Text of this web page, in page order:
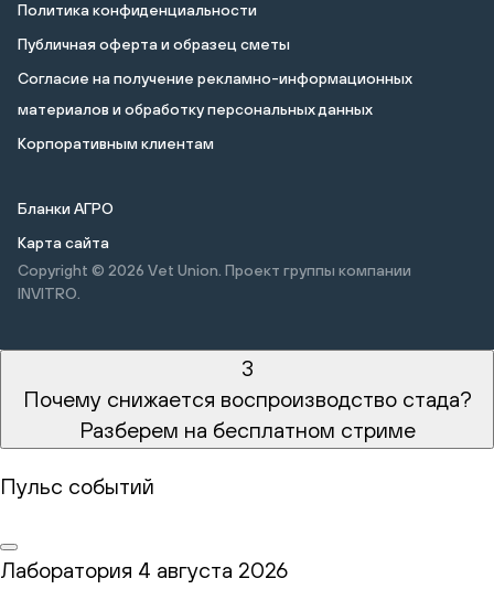
Политика конфиденциальности
Публичная оферта и образец сметы
Cогласие на получение рекламно-информационных
материалов и обработку персональных данных
Корпоративным клиентам
Бланки АГРО
Карта сайта
Copyright © 2026 Vet Union. Проект группы компании
INVITRO.
3
Почему снижается воспроизводство стада?
Разберем на бесплатном стриме
Пульс событий
Лаборатория 4 августа 2026